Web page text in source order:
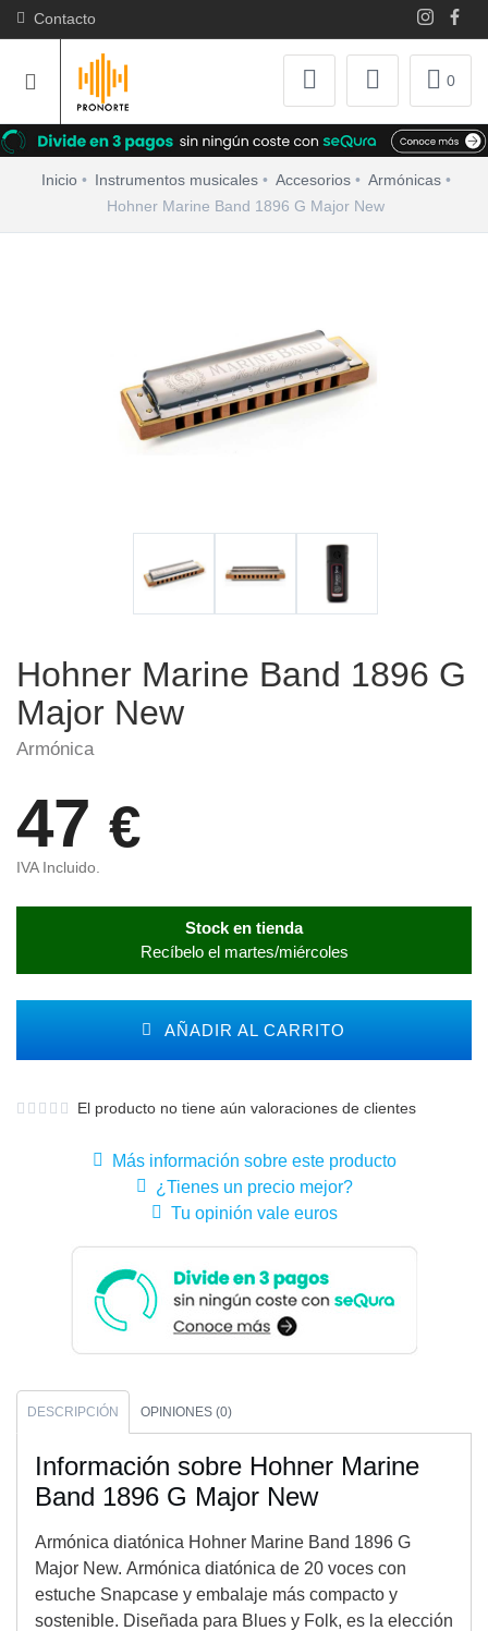
Contacto
0
Inicio Instrumentos musicales Accesorios
Armónicas
Hohner Marine Band 1896 G Major New
Hohner Marine Band 1896 G
Major New
Armónica
47 €
IVA Incluido.
Stock en tienda
Recíbelo el martes/miércoles
AÑADIR AL CARRITO
El producto no tiene aún valoraciones de clientes
Más información sobre este producto
¿Tienes un precio mejor?
Tu opinión vale euros
DESCRIPCIÓN OPINIONES (0)
Información sobre Hohner Marine
Band 1896 G Major New
Armónica diatónica Hohner Marine Band 1896 G
Major New. Armónica diatónica de 20 voces con
estuche Snapcase y embalaje más compacto y
sostenible. Diseñada para Blues y Folk, es la elección